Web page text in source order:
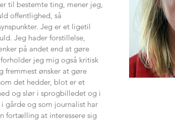
til bestemte ting, mener jeg,
offentlighed, så
Jeg er et ligetil
Jeg hader forstillelse,
på andet end at gøre
jeg mig også kritisk
fremmest ønsker at gøre
det hedder, blot er et
og slør i sprogbilledet og i
gårde og som journalist har
fortælling at interessere sig